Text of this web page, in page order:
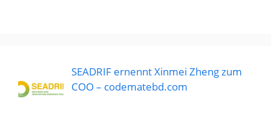
SEADRIF ernennt Xinmei Zheng zum
COO – codematebd.com